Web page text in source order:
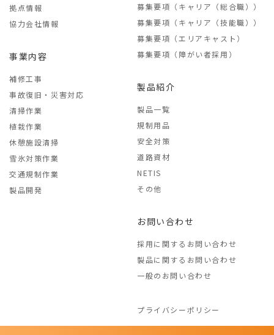
拠点情報
協力会社情報
事業内容
補修工事
事故復旧・災害対応
清掃作業
植栽作業
休憩施設清掃
雪氷対策作業
交通規制作業
製品開発
募集要項（キャリア（総合職））
募集要項（キャリア（技能職））
募集要項（エリアキャスト）
募集要項（障がい者採用）
製品紹介
製品一覧
規制用品
安全対策
道路資材
NETIS
その他
お問い合わせ
採用に関するお問い合わせ
製品に関するお問い合わせ
一般のお問い合わせ
プライバシーポリシー